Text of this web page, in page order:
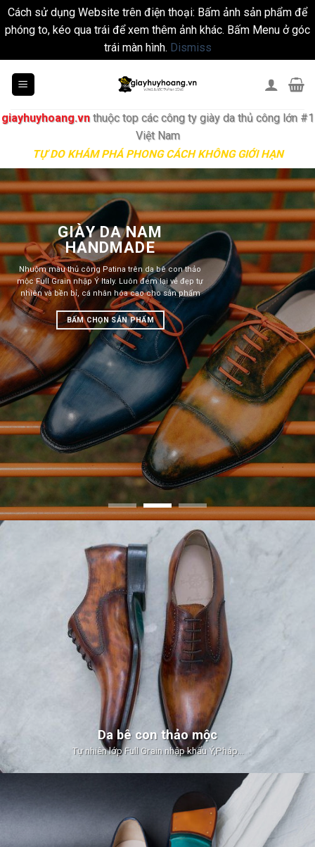
Cách sử dụng Website trên điện thoại: Bấm ảnh sản phẩm để
phóng to, kéo qua trái để xem thêm ảnh khác. Bấm Menu ở góc
trái màn hình. Dismiss
giayhuyhoang.vnthuộc top các công ty giày da thủ công lớn #1
Việt Nam
TỰ DO KHÁM PHÁ PHONG CÁCH KHÔNG GIỚI HẠN
CÔNG NGHỆ KHÂU ĐẾ
GOODYEAR TỐT NHẤT
THẾ GIỚI
Được làm bằng đế da bò dấu chỉ bên trong, cùng
công nghệ đế khâu Goodyear Welted tốt nhất thế
giới. Đem lại sản phẩm vừa đẹp vừa bền bỉ cho
người mang
BẤM CHỌN SẢN PHẨM
Da bê con thảo mộc
Tự nhiên lớp Full Grain nhập khẩu Ý,Pháp…